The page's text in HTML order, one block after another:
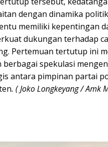
dengan dinamika
memiliki kepentingan
dukungan terhadap
Pertemuan tertutup ini
spekulasi
antara pimpinan partai
. ( Joko Longkeyang / Amk